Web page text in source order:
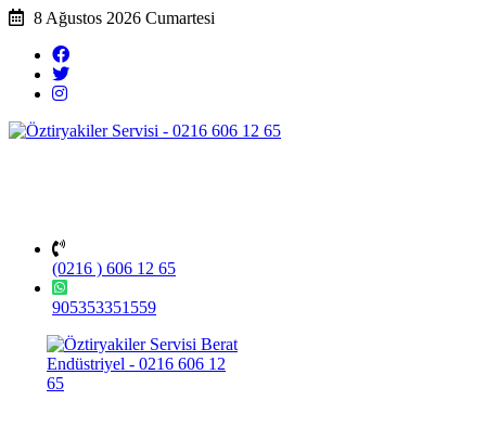
8 Ağustos 2026 Cumartesi
(0216 ) 606 12 65
905353351559